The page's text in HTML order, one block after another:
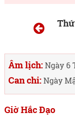
Âm lịch:Ngày 6
Can chi:Ngày
Giờ Hắc Đạo